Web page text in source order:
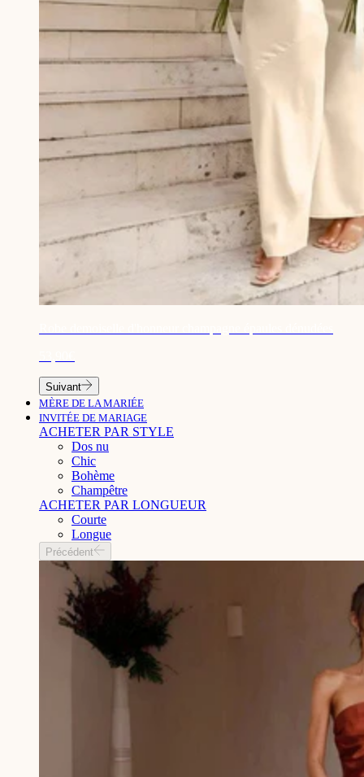
Suivant
MÈRE DE LA MARIÉE
INVITÉE DE MARIAGE
ACHETER PAR STYLE
Dos nu
Chic
Bohème
Champêtre
ACHETER PAR LONGUEUR
Courte
Longue
Précédent